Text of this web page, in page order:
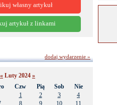
własny artykuł
artykuł z linkami
« Luty 2024 »
Czw Pią Sob
Nie
1
2 3
4
8 9 10
11
dodaj wydarzenie »